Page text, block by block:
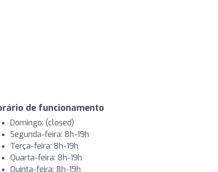
de funcionamento
Domingo: (closed)
Segunda-feira: 8h-19h
Terça-feira: 8h-19h
Quarta-feira: 8h-19h
Quinta-feira: 8h-19h